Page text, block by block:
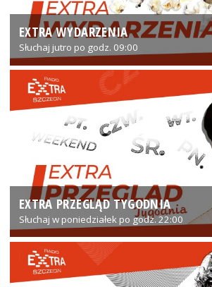
EXTRA WYDARZENIA
Słuchaj jutro po godz. 09:00
EXTRA PRZEGLĄD TYGODNIA
Słuchaj w poniedziałek po godz. 22:00